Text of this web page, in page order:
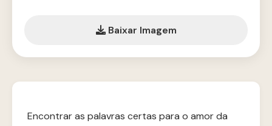
Baixar Imagem
Encontrar as palavras certas para o amor da